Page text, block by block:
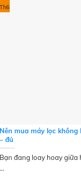
Th6
Nên mua máy lọc không
– đủ
Bạn đang loay hoay giữa
...